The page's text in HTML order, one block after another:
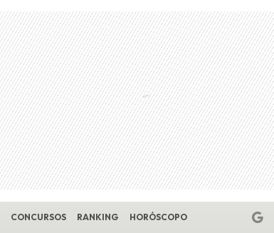
CONCURSOS RANKING HORÓSCOPO